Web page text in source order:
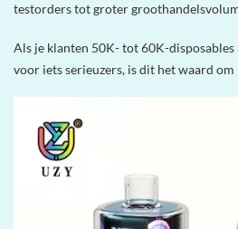
testorders tot groter
Als je klanten 50K- tot 60K-
voor iets serieuzers, is dit het waard